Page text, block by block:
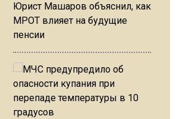
Юрист Машаров объяснил, как
МРОТ влияет на будущие
пенсии